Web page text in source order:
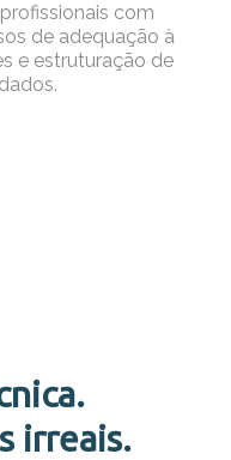
com
de adequação à
e estruturação de
irreais.